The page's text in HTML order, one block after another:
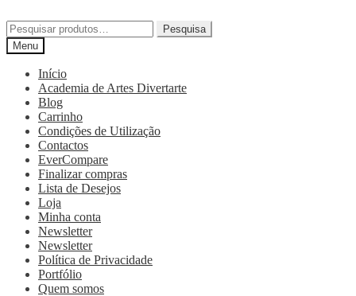
Pesquisa
Menu
Início
Academia de Artes Divertarte
Blog
Carrinho
Condições de Utilização
Contactos
EverCompare
Finalizar compras
Lista de Desejos
Loja
Minha conta
Newsletter
Newsletter
Política de Privacidade
Portfólio
Quem somos